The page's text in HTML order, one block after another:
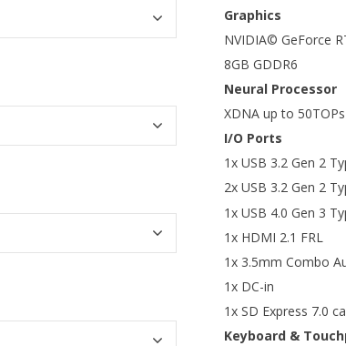
Graphics
NVIDIA© GeForce
8GB GDDR6
Neural Processor
XDNA up to 50TOPs
I/O Ports
1x USB 3.2 Gen 2
2x USB 3.2 Gen 2
1x USB 4.0 Gen 3
1x HDMI 2.1 FRL
1x 3.5mm Combo
1x DC-in
1x SD Express 7.0
Keyboard &